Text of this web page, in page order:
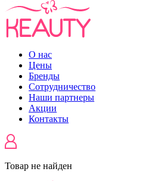
О нас
Цены
Бренды
Сотрудничество
Наши партнеры
Акции
Контакты
Товар не найден